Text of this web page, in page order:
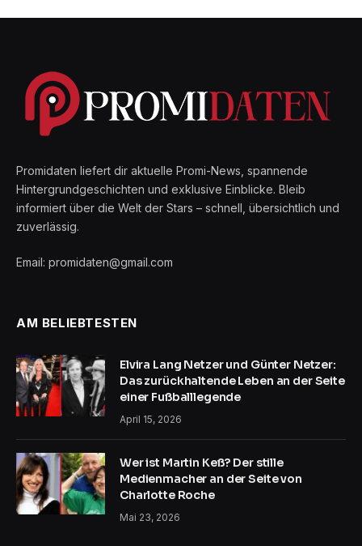
Promidaten liefert dir aktuelle Promi-News, spannende
Hintergrundgeschichten und exklusive Einblicke. Bleib
informiert über die Welt der Stars – schnell, übersichtlich und
zuverlässig.
Email: promidaten@gmail.com
AM BELIEBTESTEN
Elvira Lang Netzer und Günter Netzer:
Das zurückhaltende Leben an der Seite
einer Fußballlegende
April 15, 2026
Wer ist Martin Keß? Der stille
Medienmacher an der Seite von
Charlotte Roche
Mai 23, 2026